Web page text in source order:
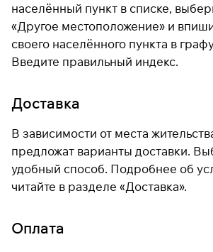
населённый пункт в списке,
«Другое местоположение» и
своего населённого пункта в
Введите правильный индекс.
Доставка
В зависимости от места
предложат варианты доставки.
удобный способ. Подробнее об
читайте в разделе «Доставка».
Оплата